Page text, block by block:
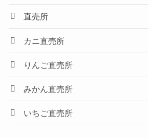
直売所
カニ直売所
りんご直売所
みかん直売所
いちご直売所